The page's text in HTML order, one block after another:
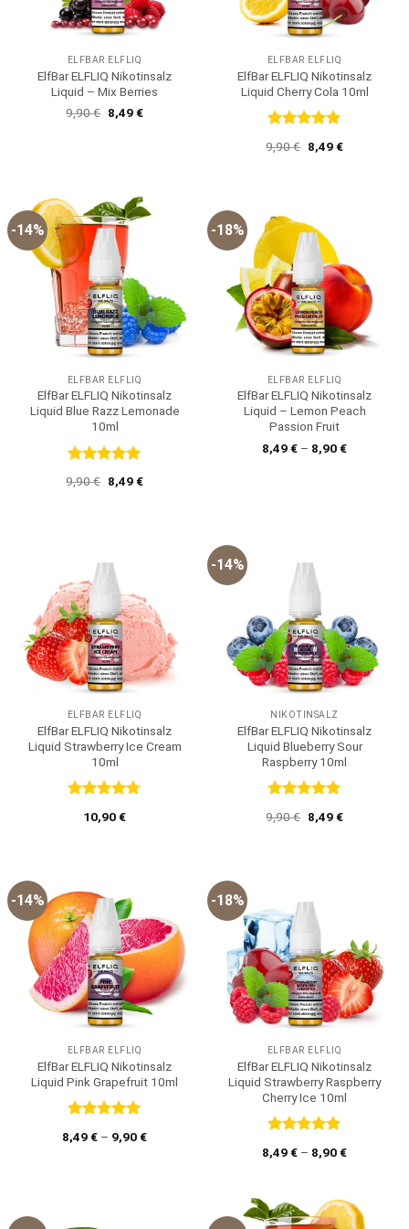
ELFBAR ELFLIQ
ElfBar ELFLIQ Nikotinsalz
Liquid – Mix Berries
9,90€ Ursprünglicher
Preis
8,49€Aktueller
ELFBAR ELFLIQ
ElfBar ELFLIQ Nikotinsalz
Liquid Cherry Cola 10ml
mit 5 von
9,90€ Ursprünglicher
Preis
8,49€Aktueller
-14%
ELFBAR ELFLIQ
ElfBar ELFLIQ Nikotinsalz
Liquid Blue Razz Lemonade
10ml
Bewertet
mit 5 von
9,90€ Ursprünglicher
Preis
8,49€Aktueller
-18%
ELFBAR ELFLIQ
ElfBar ELFLIQ Nikotinsalz
Liquid – Lemon Peach
Passion Fruit
8,49€ – 8,90€
ELFBAR ELFLIQ
ElfBar ELFLIQ Nikotinsalz
Liquid Strawberry Ice Cream
10ml
Bewertet
mit4.67
10,90€
-14%
NIKOTINSALZ
ElfBar ELFLIQ Nikotinsalz
Liquid Blueberry Sour
Raspberry 10ml
Bewertet
mit 5 von
9,90€ Ursprünglicher
Preis
8,49€Aktueller
-14%
ELFBAR ELFLIQ
ElfBar ELFLIQ Nikotinsalz
Liquid Pink Grapefruit 10ml
mit5
von
8,49€ – 9,90€
-18%
ELFBAR ELFLIQ
ElfBar ELFLIQ Nikotinsalz
Liquid Strawberry Raspberry
Cherry Ice 10ml
mit5
von
8,49€ – 8,90€